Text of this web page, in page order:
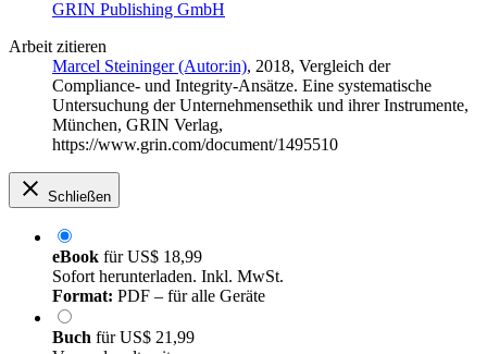
GRIN Publishing GmbH
Arbeit zitieren
Marcel Steininger (Autor:in), 2018, Vergleich der
Compliance- und Integrity-Ansätze. Eine systematische
Untersuchung der Unternehmensethik und ihrer Instrumente,
München, GRIN Verlag,
https://www.grin.com/document/1495510
Schließen
eBook fürUS$ 18,99
Sofort herunterladen. Inkl. MwSt.
Format: PDF – für alle Geräte
Buch fürUS$ 21,99